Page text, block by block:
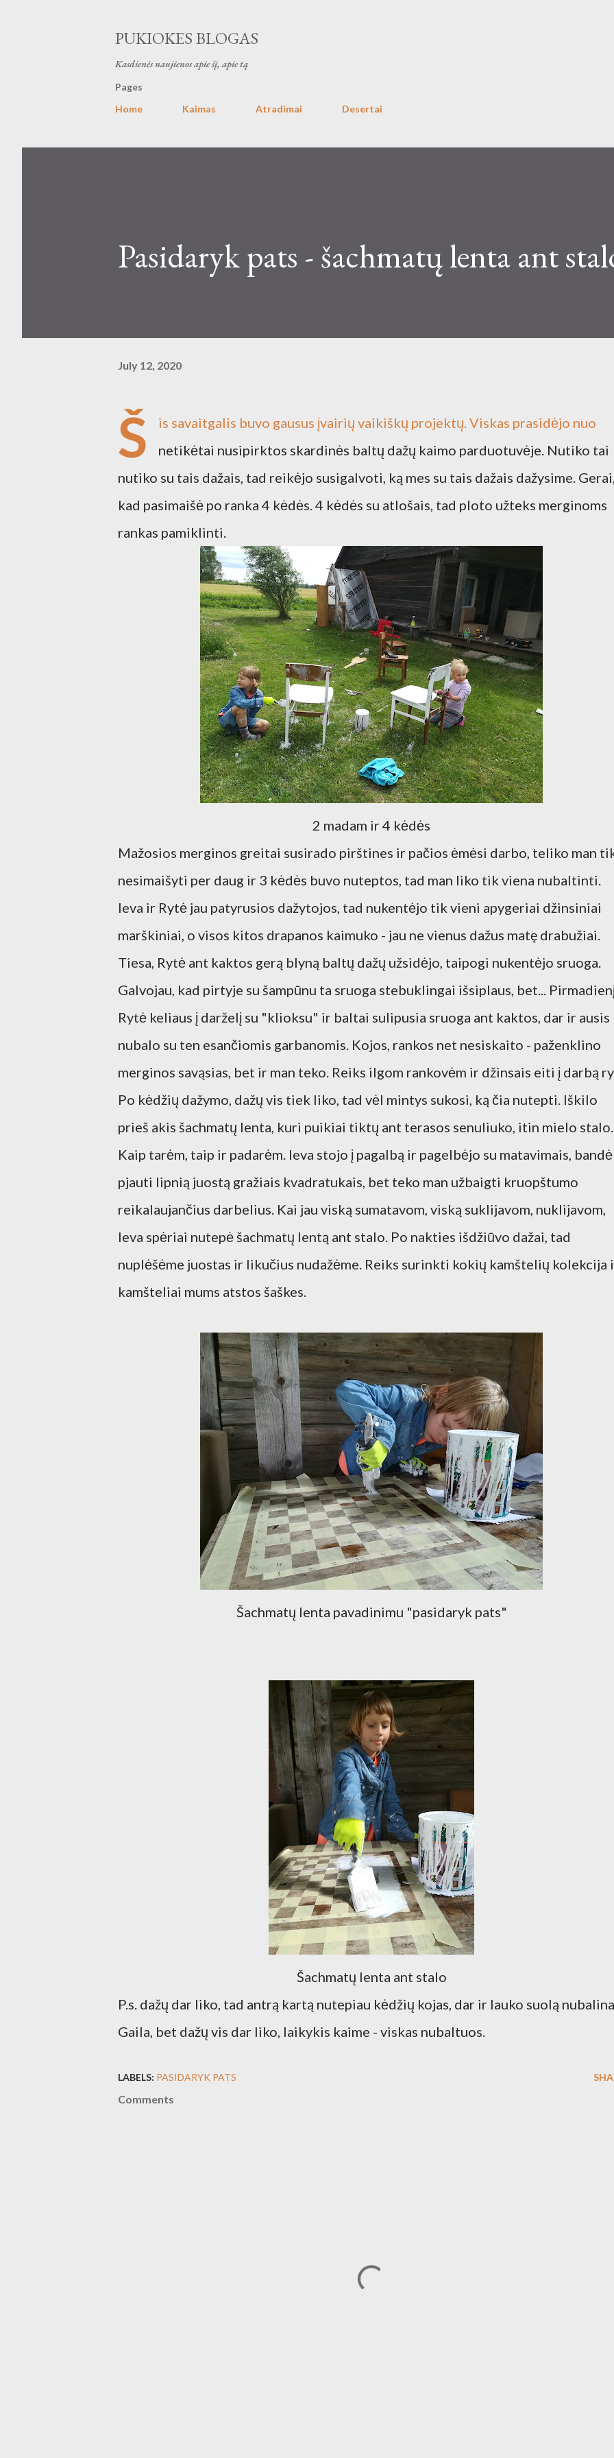
PUKIOKES BLOGAS
Kasdienės naujienos apie šį, apie tą
Pages
Home
Kaimas Atradimai Desertai
Pasidaryk pats - šachmatų lenta ant
July 12, 2020
Š
is savaitgalis buvo gausus įvairių vaikiškų projektų. Viskas prasidėjo nuo
netikėtai nusipirktos skardinės baltų dažų kaimo parduotuvėje. Nutiko tai
nutiko su tais dažais, tad reikėjo susigalvoti, ką mes su tais dažais dažysime.
kad pasimaišė po ranka 4 kėdės. 4 kėdės su atlošais, tad ploto užteks merginoms
rankas pamiklinti.
2 madam ir 4 kėdės
Mažosios merginos greitai susirado pirštines ir pačios ėmėsi darbo, teliko man
nesimaišyti per daug ir 3 kėdės buvo nuteptos, tad man liko tik viena nubaltinti.
Ieva ir Rytė jau patyrusios dažytojos, tad nukentėjo tik vieni apygeriai džinsiniai
marškiniai, o visos kitos drapanos kaimuko - jau ne vienus dažus matę drabužiai.
Tiesa, Rytė ant kaktos gerą blyną baltų dažų užsidėjo, taipogi nukentėjo sruoga.
Galvojau, kad pirtyje su šampūnu ta sruoga stebuklingai išsiplaus, bet...
Rytė keliaus į darželį su "klioksu" ir baltai sulipusia sruoga ant kaktos, dar ir ausis
nubalo su ten esančiomis garbanomis. Kojos, rankos net nesiskaito - paženklino
merginos savąsias, bet ir man teko. Reiks ilgom rankovėm ir džinsais eiti į darbą
Po kėdžių dažymo, dažų vis tiek liko, tad vėl mintys sukosi, ką čia nutepti. Iškilo
prieš akis šachmatų lenta, kuri puikiai tiktų ant terasos senuliuko, itin mielo stalo.
Kaip tarėm, taip ir padarėm. Ieva stojo į pagalbą ir pagelbėjo su matavimais, bandė
pjauti lipnią juostą gražiais kvadratukais, bet teko man užbaigti kruopštumo
reikalaujančius darbelius. Kai jau viską sumatavom, viską suklijavom, nuklijavom,
Ieva spėriai nutepė šachmatų lentą ant stalo. Po nakties išdžiūvo dažai, tad
nuplėšėme juostas ir likučius nudažėme. Reiks surinkti kokių kamštelių kolekcija
kamšteliai mums atstos šaškes.
Šachmatų lenta pavadinimu "pasidaryk pats"
Šachmatų lenta ant stalo
P.s. dažų dar liko, tad antrą kartą nutepiau kėdžių kojas, dar ir lauko suolą
Gaila, bet dažų vis dar liko, laikykis kaime - viskas nubaltuos.
LABELS: PASIDARYK PATS
Comments